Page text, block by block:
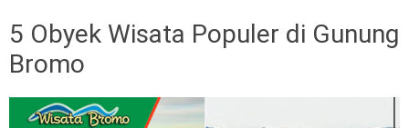
5 Obyek Wisata Populer di Gunung
Bromo